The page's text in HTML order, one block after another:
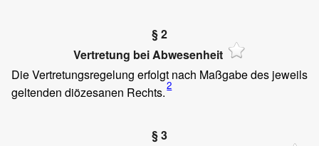
§ 2
Vertretung bei Abwesenheit
Die Vertretungsregelung erfolgt nach Maßgabe des jeweils
geltenden diözesanen Rechts.2
§ 3